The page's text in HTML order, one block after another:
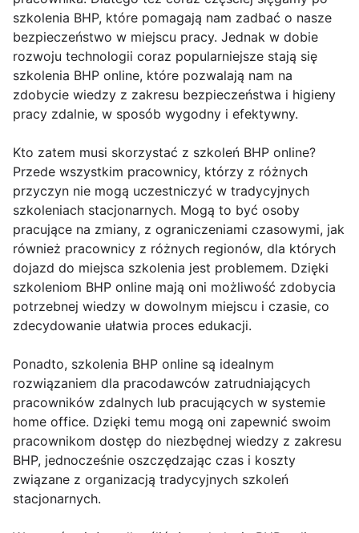
szkolenia BHP, które pomagają nam zadbać o nasze
bezpieczeństwo w miejscu pracy. Jednak w dobie
rozwoju technologii coraz popularniejsze stają się
szkolenia BHP online, które pozwalają nam na
zdobycie wiedzy z zakresu bezpieczeństwa i higieny
pracy zdalnie, w sposób wygodny i efektywny.
Kto zatem musi skorzystać z szkoleń BHP online?
Przede wszystkim pracownicy, którzy z różnych
przyczyn nie mogą uczestniczyć w tradycyjnych
szkoleniach stacjonarnych. Mogą to być osoby
pracujące na zmiany, z ograniczeniami czasowymi, jak
również pracownicy z różnych regionów, dla których
dojazd do miejsca szkolenia jest problemem. Dzięki
szkoleniom BHP online mają oni możliwość zdobycia
potrzebnej wiedzy w dowolnym miejscu i czasie, co
zdecydowanie ułatwia proces edukacji.
Ponadto, szkolenia BHP online są idealnym
rozwiązaniem dla pracodawców zatrudniających
pracowników zdalnych lub pracujących w systemie
home office. Dzięki temu mogą oni zapewnić swoim
pracownikom dostęp do niezbędnej wiedzy z zakresu
BHP, jednocześnie oszczędzając czas i koszty
związane z organizacją tradycyjnych szkoleń
stacjonarnych.